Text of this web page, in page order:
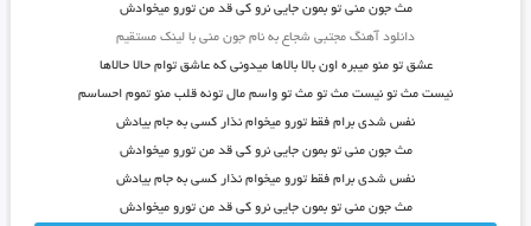
مث جون منی تو بمون جایی نرو کی قد من تورو میخوادش
دانلود آهنگ مجتبی شجاع به نام جون منی با لینک مستقیم
عشق تو منو میبره اون بالا بالاها میدونی که عاشق توام حالا حالاها
نیست مث تو نیست مث تو مث تو واسم مال توئه قلب منو تموم احساسم
نفس شدی برام فقط تورو میخوام نذار کسی به جام بیادش
مث جون منی تو بمون جایی نرو کی قد من تورو میخوادش
نفس شدی برام فقط تورو میخوام نذار کسی به جام بیادش
مث جون منی تو بمون جایی نرو کی قد من تورو میخوادش